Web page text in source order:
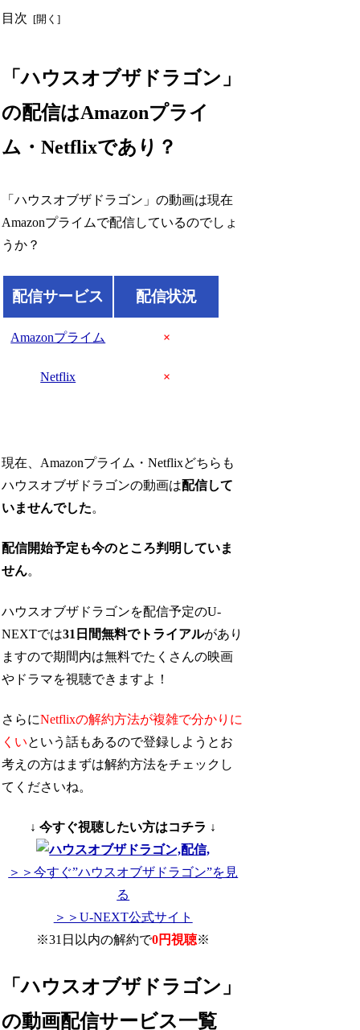
目次
「ハウスオブザドラゴン」
の配信はAmazonプライ
ム・Netflixであり？
「ハウスオブザドラゴン」の動画は現在
Amazonプライムで配信しているのでしょ
うか？
配信サービス 配信状況
Amazonプライム ×
Netflix ×
現在、Amazonプライム・Netflixどちらも
ハウスオブザドラゴンの動画は配信して
いませんでした。
配信開始予定も今のところ判明していま
せん。
ハウスオブザドラゴンを配信予定のU-
NEXTでは31日間無料でトライアルがあり
ますので期間内は無料でたくさんの映画
やドラマを視聴できますよ！
さらにNetflixの解約方法が複雑で分かりに
くいという話もあるので登録しようとお
考えの方はまずは解約方法をチェックし
てくださいね。
↓ 今すぐ視聴したい方はコチラ ↓
＞＞今すぐ”ハウスオブザドラゴン”を見
る
＞＞U-NEXT公式サイト
※31日以内の解約で0円視聴※
「ハウスオブザドラゴン」
の動画配信サービス一覧